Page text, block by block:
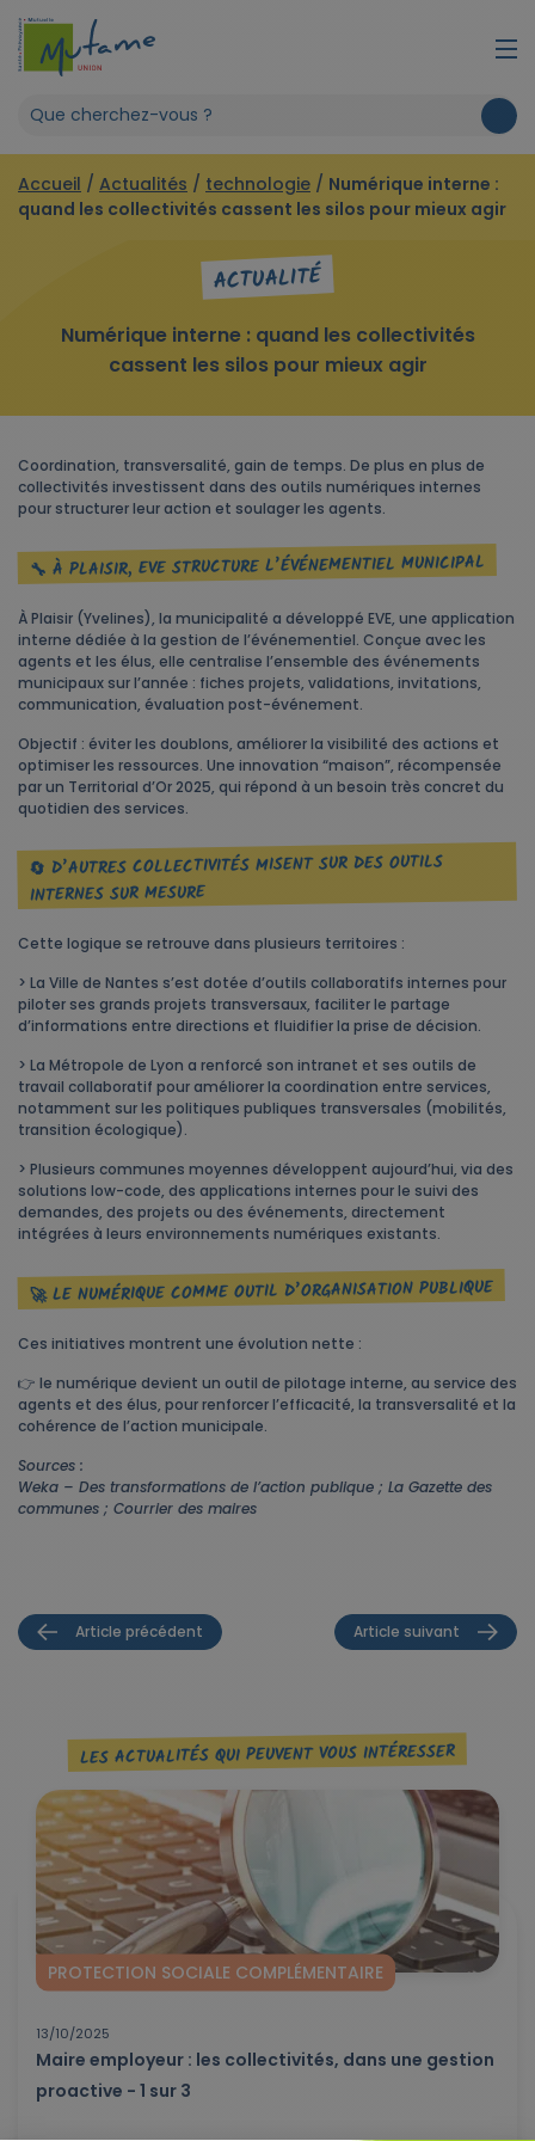
Accueil / Actualités / technologie / Numérique interne :
quand les collectivités cassent les silos pour mieux agir
ACTUALITÉ
Numérique interne : quand les collectivités
cassent les silos pour mieux agir
Coordination, transversalité, gain de temps. De plus en plus de
collectivités investissent dans des outils numériques internes
pour structurer leur action et soulager les agents.
🔧 À PLAISIR, EVE STRUCTURE L’ÉVÉNEMENTIEL MUNICIPAL
À Plaisir (Yvelines), la municipalité a développé EVE, une application
interne dédiée à la gestion de l’événementiel. Conçue avec les
agents et les élus, elle centralise l’ensemble des événements
municipaux sur l’année : fiches projets, validations, invitations,
communication, évaluation post-événement.
Objectif : éviter les doublons, améliorer la visibilité des actions et
optimiser les ressources. Une innovation “maison”, récompensée
par un Territorial d’Or 2025, qui répond à un besoin très concret du
quotidien des services.
🔄 D’AUTRES COLLECTIVITÉS MISENT SUR DES OUTILS
INTERNES SUR MESURE
Cette logique se retrouve dans plusieurs territoires :
> La Ville de Nantes s’est dotée d’outils collaboratifs internes pour
piloter ses grands projets transversaux, faciliter le partage
d’informations entre directions et fluidifier la prise de décision.
> La Métropole de Lyon a renforcé son intranet et ses outils de
travail collaboratif pour améliorer la coordination entre services,
notamment sur les politiques publiques transversales (mobilités,
transition écologique).
> Plusieurs communes moyennes développent aujourd’hui, via des
solutions low-code, des applications internes pour le suivi des
demandes, des projets ou des événements, directement
intégrées à leurs environnements numériques existants.
🚀 LE NUMÉRIQUE COMME OUTIL D’ORGANISATION PUBLIQUE
Ces initiatives montrent une évolution nette :
👉 le numérique devient un outil de pilotage interne, au service des
agents et des élus, pour renforcer l’efficacité, la transversalité et la
cohérence de l’action municipale.
Sources :
Weka – Des transformations de l’action publique ; La Gazette des
communes ; Courrier des maires
Article précédent Article suivant
LES ACTUALITÉS QUI PEUVENT VOUS INTÉRESSER
PROTECTION SOCIALE COMPLÉMENTAIRE
13/10/2025
Maire employeur : les collectivités, dans une gestion
proactive - 1 sur 3